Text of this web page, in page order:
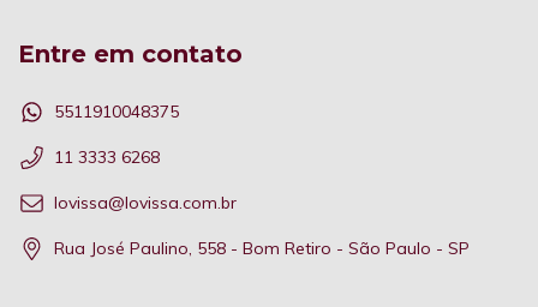
Entre em contato
5511910048375
11 3333 6268
lovissa@lovissa.com.br
Rua José Paulino, 558 - Bom Retiro - São Paulo - SP